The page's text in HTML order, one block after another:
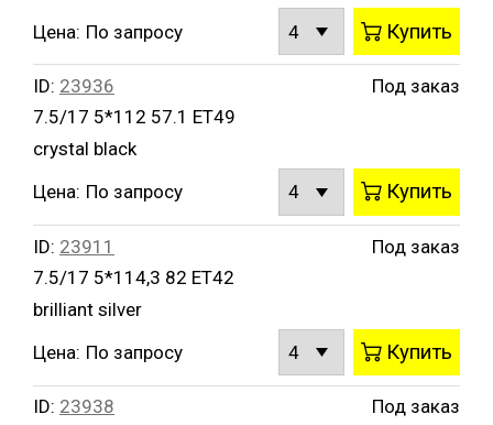
Цена: По запросу Купить
ID: 23936
7.5/17 5*112 57.1 ET49
crystal black
Под заказ
Цена: По запросу Купить
ID: 23911
7.5/17 5*114,3 82 ET42
brilliant silver
Под заказ
Цена: По запросу Купить
ID: 23938
Под заказ